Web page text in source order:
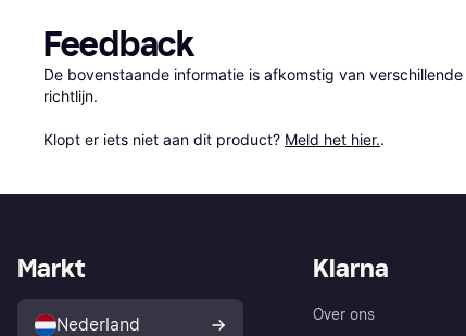
Feedback
De bovenstaande informatie is afkomstig van
richtlijn.
Klopt er iets niet aan dit product? Meld het hier..
Klarna
Over ons
Markt
Nederland